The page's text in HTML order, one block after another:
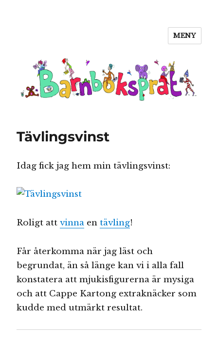
MENY
Tävlingsvinst
Idag fick jag hem min tävlingsvinst:
Roligt attvinna en tävling!
Får återkomma när jag läst och
begrundat, än så länge kan vi i alla fall
konstatera att mjukisfigurerna är mysiga
och att Cappe Kartong extraknäcker som
kudde med utmärkt resultat.